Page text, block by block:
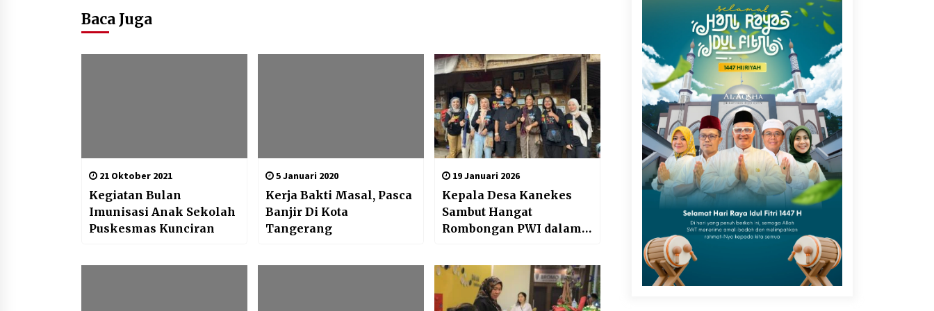
Baca Juga
21 Oktober 2021
Kegiatan Bulan
Imunisasi Anak Sekolah
Puskesmas Kunciran
5 Januari 2020
Kerja Bakti Masal, Pasca
Banjir Di Kota
Tangerang
19 Januari 2026
Kepala Desa Kanekes
Sambut Hangat
Rombongan PWI dalam